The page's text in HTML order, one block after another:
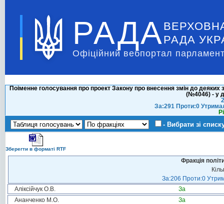
РАДА РАДА
Офіційний вебпортал
Поіменне голосування про проект Закону про внесення змін до
(№4046) - у
За:291 Проти:0
- Вибрати зі
Зберегти в форматі RTF
Фракція
За:206 Проти:0
Аліксійчук О.В.
За
Ананченко М.О.
За